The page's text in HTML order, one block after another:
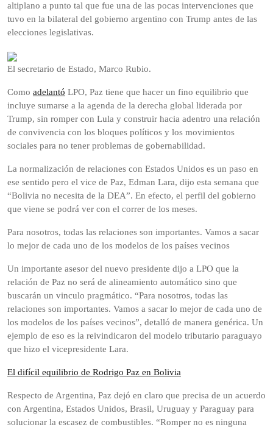
altiplano a punto tal que fue una de las pocas intervenciones que
tuvo en la bilateral del gobierno argentino con Trump antes de las
elecciones legislativas.
El secretario de Estado, Marco Rubio.
Como adelantó LPO, Paz tiene que hacer un fino equilibrio que
incluye sumarse a la agenda de la derecha global liderada por
Trump, sin romper con Lula y construir hacia adentro una relación
de convivencia con los bloques políticos y los movimientos
sociales para no tener problemas de gobernabilidad.
La normalización de relaciones con Estados Unidos es un paso en
ese sentido pero el vice de Paz, Edman Lara, dijo esta semana que
“Bolivia no necesita de la DEA”. En efecto, el perfil del gobierno
que viene se podrá ver con el correr de los meses.
Para nosotros, todas las relaciones son importantes. Vamos a sacar
lo mejor de cada uno de los modelos de los países vecinos
Un importante asesor del nuevo presidente dijo a LPO que la
relación de Paz no será de alineamiento automático sino que
buscarán un vinculo pragmático. “Para nosotros, todas las
relaciones son importantes. Vamos a sacar lo mejor de cada uno de
los modelos de los países vecinos”, detalló de manera genérica. Un
ejemplo de eso es la reivindicaron del modelo tributario paraguayo
que hizo el vicepresidente Lara.
El difícil equilibrio de Rodrigo Paz en Bolivia
Respecto de Argentina, Paz dejó en claro que precisa de un acuerdo
con Argentina, Estados Unidos, Brasil, Uruguay y Paraguay para
solucionar la escasez de combustibles. “Romper no es ninguna